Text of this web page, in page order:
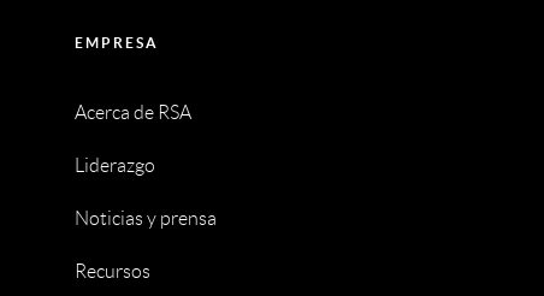
EMPRESA
Acerca de RSA
Liderazgo
Noticias y prensa
Recursos